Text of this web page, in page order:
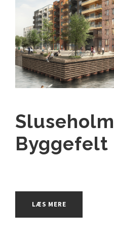
Byggefelt
LÆS MERE